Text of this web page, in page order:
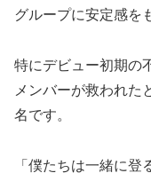
グループに安定感を
特にデビュー初期の
メンバーが救われた
名です。
「僕たちは一緒に